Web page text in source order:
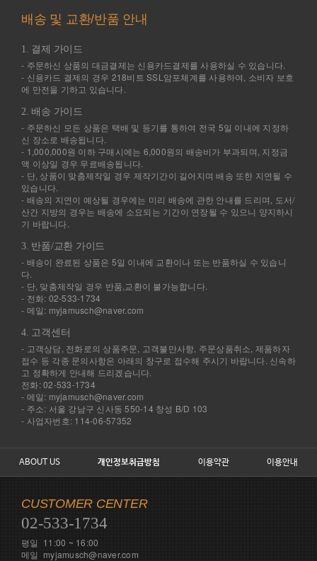
배송 및 교환/반품 안내
1. 결제 가이드
- 주문하신 상품의 대금결제는 신용카드결제를 사용하실 수 있습니다.
- 신용카드 결제의 경우 218비트 SSL암포체계를 사용하여, 소비자 보호
에 만전을 기하고 있습니다.
2. 배송 가이드
- 주문하신 모든 상품은 택배 및 등기를 통하여 전국 5일 이내에 지정하
신 장소로 배송됩니다.
- 1,000,000원 이하 구매시에는 6,000원의 배송비가 부과되며, 지정금
액 이상일 경우 무료배송됩니다.
- 단, 상품이 맞춤제작일 경우 제작기간이 길어지며 배송 또한 지연될 수
있습니다.
- 배송의 지연이 예상될 경우에는 미리 배송에 관한 안내를 드리며, 도서/
산간 지방의 경우는 배송에 소요되는 기간이 연장될 수 있으니 양지하시
기 바랍니다.
3. 반품/교환 가이드
- 배송이 완료된 상품은 5일 이내에 교환이나 또는 반품하실 수 있습니
다.
- 단, 맞춤제작일 경우 반품,교환이 불가능합니다.
- 전화: 02-533-1734
- 메일: myjamusch@naver.com
4. 고객센터
- 고객상담, 전화로의 상품주문, 고객불만사항, 주문상품취소, 제품하자
접수 등 각종 문의사항은 아래의 창구로 접수해 주시기 바랍니다. 신속하
고 정확하게 안내해 드리겠습니다.
전화: 02-533-1734
- 메일: myjamusch@naver.com
- 주소: 서울 강남구 신사동 550-14 창성 B/D 103
- 사업자번호: 114-06-57352
ABOUT US 개인정보취급방침 이용약관 이용안내
CUSTOMER CENTER
02-533-1734
평일 11:00 ~ 16:00
메일 myjamusch@naver.com